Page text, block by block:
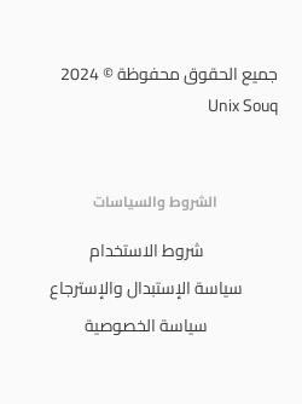
جميع الحقوق محفوظة © 2024
Unix Souq
الشروط والسياسات
شروط الاستخدام
سياسة الإستبدال والإسترجاع
سياسة الخصوصية